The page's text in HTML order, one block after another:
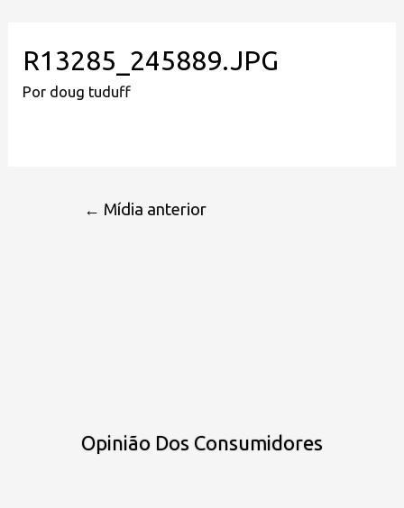
R13285_245889.JPG
Por doug tuduff
← Mídia anterior
Opinião Dos Consumidores